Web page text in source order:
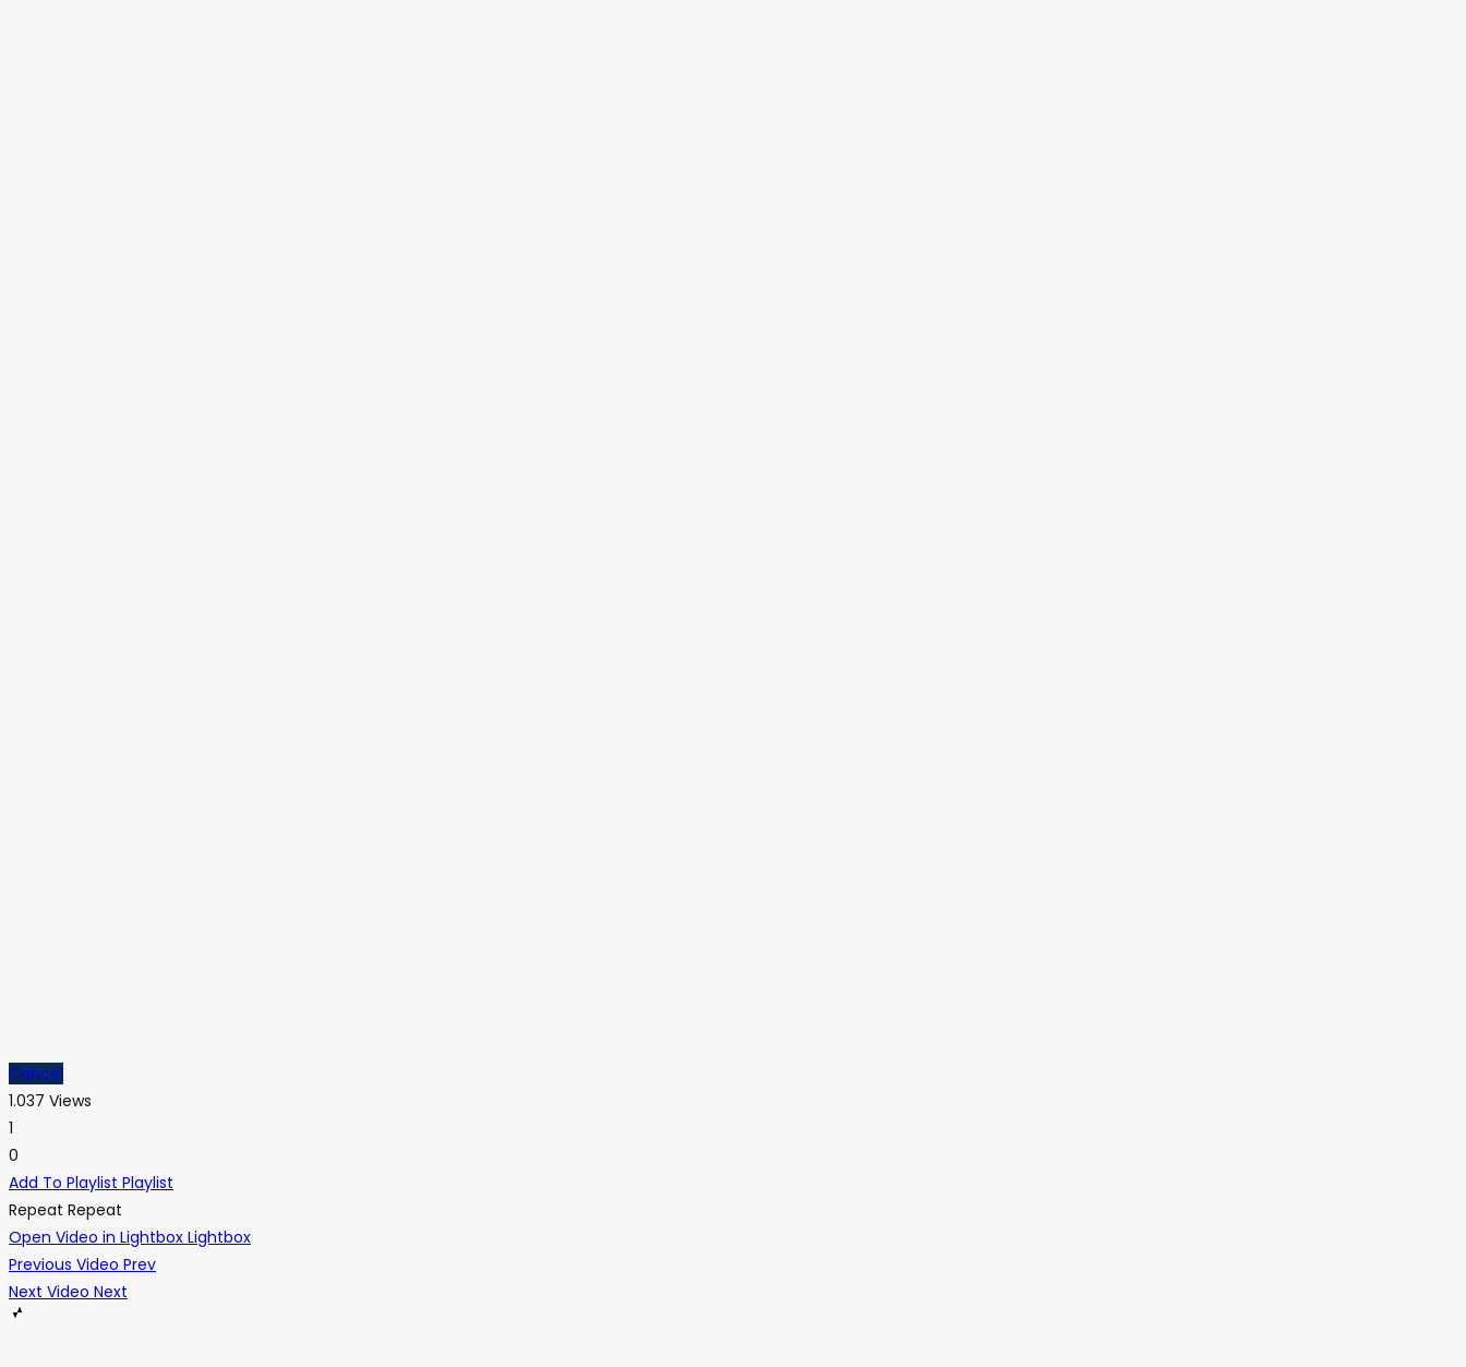
Cancel
1.037 Views
1
0
Add To Playlist Playlist
Repeat Repeat
Open Video in Lightbox Lightbox
Previous Video Prev
Next Video Next